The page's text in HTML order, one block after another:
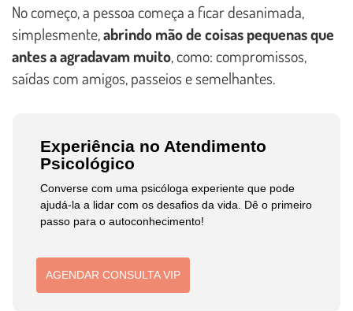
No começo, a pessoa começa a ficar desanimada,
simplesmente,abrindo mão de coisas pequenas que
antes a agradavam muito, como: compromissos,
saídas com amigos, passeios e semelhantes.
Experiência no Atendimento
Psicológico
Converse com uma psicóloga experiente que pode
ajudá-la a lidar com os desafios da vida. Dê o primeiro
passo para o autoconhecimento!
AGENDAR CONSULTA VIP